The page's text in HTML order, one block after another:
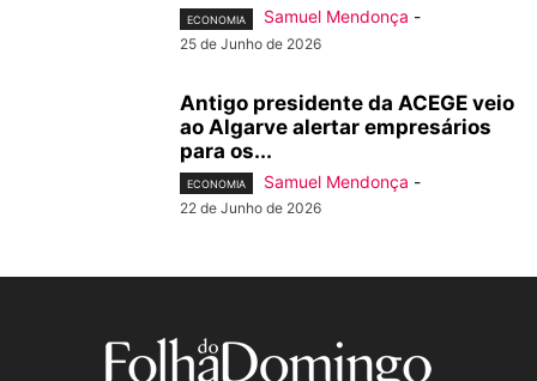
ECONOMIA Samuel Mendonça -
25 de Junho de 2026
Antigo presidente da ACEGE veio
ao Algarve alertar empresários
para os...
ECONOMIA Samuel Mendonça -
22 de Junho de 2026